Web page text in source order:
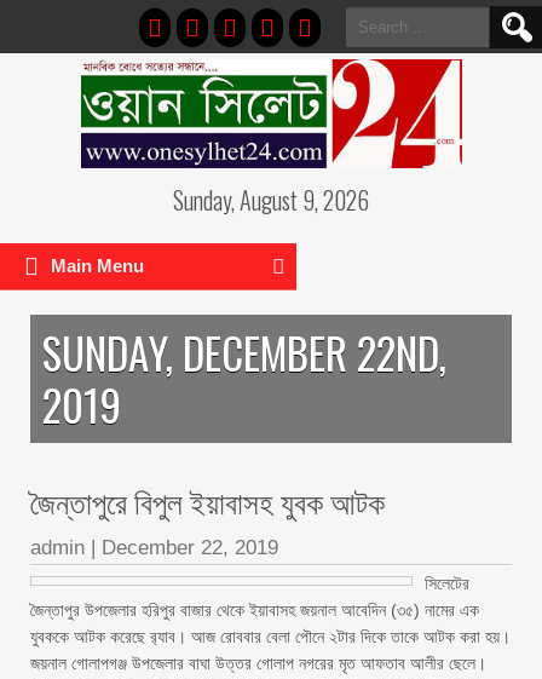
Search
for:
Sunday, August 9, 2026
Main Menu
SUNDAY, DECEMBER 22ND,
2019
জৈন্তাপুরে বিপুল ইয়াবাসহ যুবক আটক
admin | December 22, 2019
সিলেটের
জৈন্তাপুর উপজেলার হরিপুর বাজার থেকে ইয়াবাসহ জয়নাল আবেদিন (৩৫) নামের এক
যুবককে আটক করেছে র‌্যাব। আজ রোববার বেলা পৌনে ২টার দিকে তাকে আটক করা হয়।
জয়নাল গোলাপগঞ্জ উপজেলার বাঘা উত্তর গোলাপ নগরের মৃত আফতাব আলীর ছেলে।